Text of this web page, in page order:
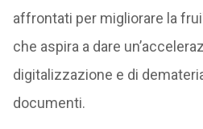
affrontati per migliorare la
che aspira a dare
digitalizzazione e di
documenti.